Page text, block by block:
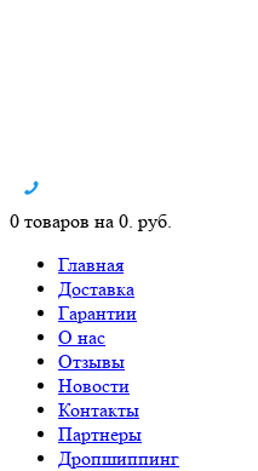
0 товаров на 0. руб.
Главная
Доставка
Гарантии
О нас
Отзывы
Новости
Контакты
Партнеры
Дропшиппинг